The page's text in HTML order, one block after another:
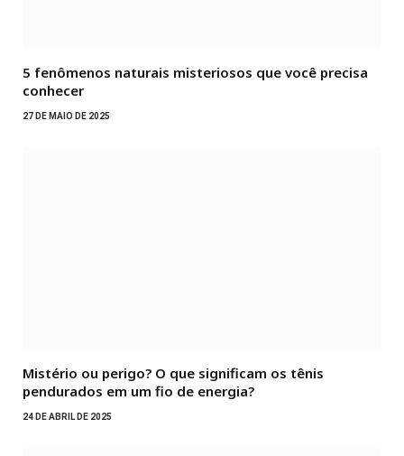
5 fenômenos naturais misteriosos que você precisa
conhecer
27 DE MAIO DE 2025
Mistério ou perigo? O que significam os tênis
pendurados em um fio de energia?
24 DE ABRIL DE 2025